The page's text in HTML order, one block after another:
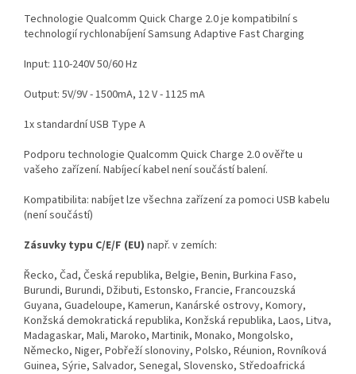
Technologie Qualcomm Quick Charge 2.0 je kompatibilní s
technologií rychlonabíjení Samsung Adaptive Fast Charging
Input: 110-240V 50/60 Hz
Output: 5V/9V - 1500mA, 12 V - 1125 mA
1x standardní USB Type A
Podporu technologie Qualcomm Quick Charge 2.0 ověřte u
vašeho zařízení. Nabíjecí kabel není součástí balení.
Kompatibilita: nabíjet lze všechna zařízení za pomoci USB kabelu
(není součástí)
Zásuvky typu C/E/F (EU) např. v zemích:
Řecko, Čad, Česká republika, Belgie, Benin, Burkina Faso,
Burundi, Burundi, Džibuti, Estonsko, Francie, Francouzská
Guyana, Guadeloupe, Kamerun, Kanárské ostrovy, Komory,
Konžská demokratická republika, Konžská republika, Laos, Litva,
Madagaskar, Mali, Maroko, Martinik, Monako, Mongolsko,
Německo, Niger, Pobřeží slonoviny, Polsko, Réunion, Rovníková
Guinea, Sýrie, Salvador, Senegal, Slovensko, Středoafrická